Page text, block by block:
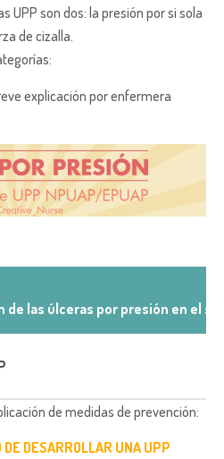
UPP son dos: la presión por si sola
de cizalla.
explicación por enfermera
de las úlceras por presión en el
de medidas de prevención:
DE DESARROLLAR UNA UPP